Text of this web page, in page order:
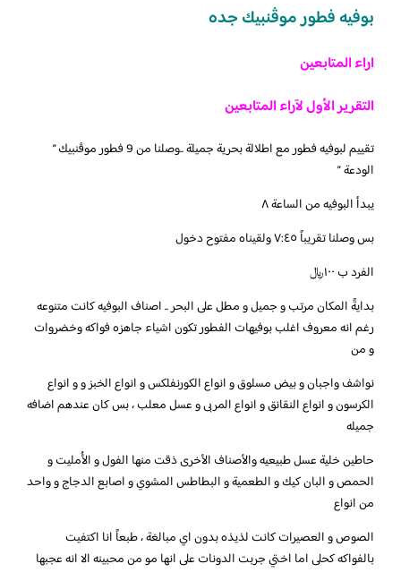
بوفيه فطور موڤنبيك جده
اراء المتابعين
التقرير الأول لآراء المتابعين
تقييم لبوفيه فطور مع اطلالة بحرية جميلة ..وصلنا من 9 فطور موڤنبيك ”
الودعة ”
يبدأ البوفيه من الساعة ٨
بس وصلنا تقريباً ٧:٤٥ ولقيناه مفتوح دخول
الفرد ب ١٠٠﷼
بدايةً المكان مرتب و جميل و مطل على البحر .. اصناف البوفيه كانت متنوعه
رغم انه معروف اغلب بوفيهات الفطور تكون اشياء جاهزه فواكه وخضروات
و من
نواشف واجبان و بيض مسلوق و انواع الكورنفلكس و انواع الخبز و و انواع
الكرسون و انواع النقانق و انواع المربى و عسل معلب ، بس كان عندهم اضافه
جميله
حاطين خلية عسل طبيعيه والأصناف الأخرى ذقت منها الفول و الأُمليت و
الحمص و البان كيك و الطعمية و البطاطس المشوي و اصابع الدجاج و واحد
من انواع
الصوص و العصيرات كانت لذيذه بدون اي مبالغة ، طبعاً انا اكتفيت
بالفواكه كحلى اما اختي جربت الدونات على انها مو من محبينه الا انه عجبها